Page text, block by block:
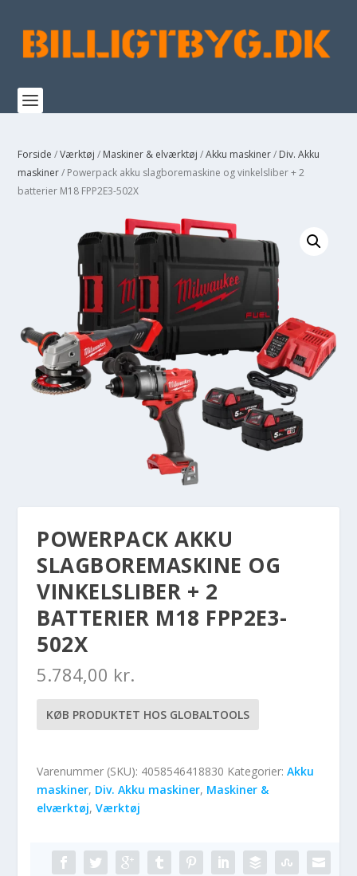
Forside /Værktøj / Maskiner & elværktøj /Akku maskiner/ Div. Akku
maskiner/ Powerpack akku slagboremaskine og vinkelsliber + 2
batterier M18 FPP2E3-502X
POWERPACK AKKU
SLAGBOREMASKINE OG
VINKELSLIBER + 2
BATTERIER M18 FPP2E3-
502X
5.784,00 kr.
KØB PRODUKTET HOS GLOBALTOOLS
Varenummer (SKU): 4058546418830 Kategorier:Akku
maskiner, Div. Akku maskiner, Maskiner &
elværktøj,Værktøj